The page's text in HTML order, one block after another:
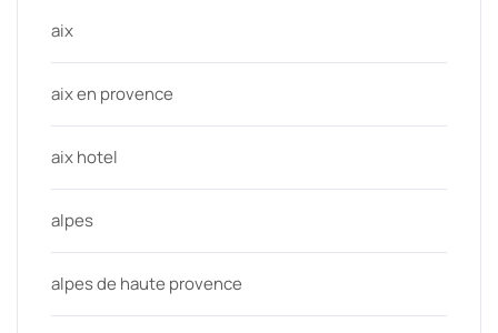
aix
aix en provence
aix hotel
alpes
alpes de haute provence